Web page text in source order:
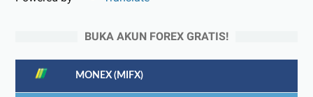
BUKA AKUN FOREX GRATIS!
MONEX (MIFX)